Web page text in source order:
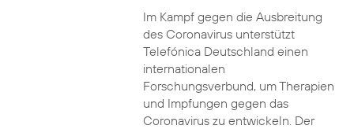
Im Kampf gegen die Ausbreitung
des Coronavirus unterstützt
Telefónica Deutschland einen
internationalen
Forschungsverbund, um Therapien
und Impfungen gegen das
Coronavirus zu entwickeln. Der